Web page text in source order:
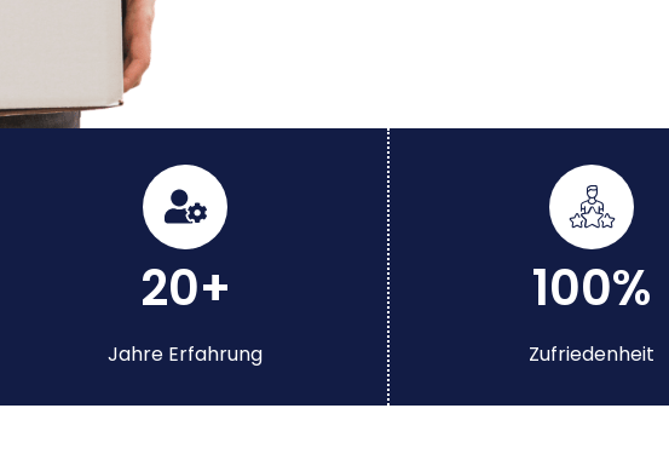
20+
Jahre Erfahrung
100%
Zufriedenheit